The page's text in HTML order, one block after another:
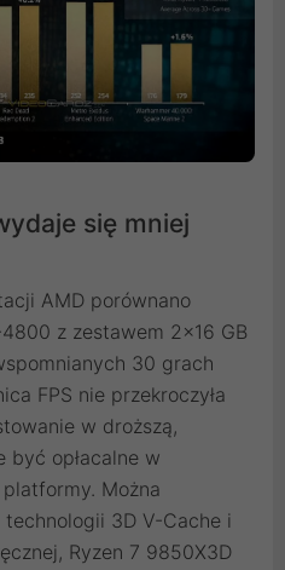
się mniej
AMD porównano
z zestawem 2x16 GB
30 grach
FPS nie przekroczyła
w droższą,
być opłacalne w
Można
3D V-Cache i
Ryzen 7 9850X3D